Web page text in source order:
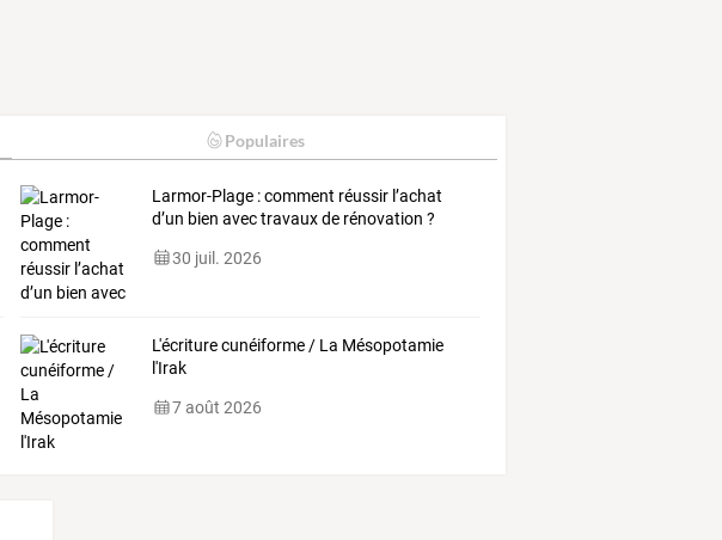
Populaires
Larmor-Plage : comment réussir l’achat
d’un bien avec travaux de rénovation ?
30 juil. 2026
L'écriture cunéiforme / La Mésopotamie
l'Irak
7 août 2026